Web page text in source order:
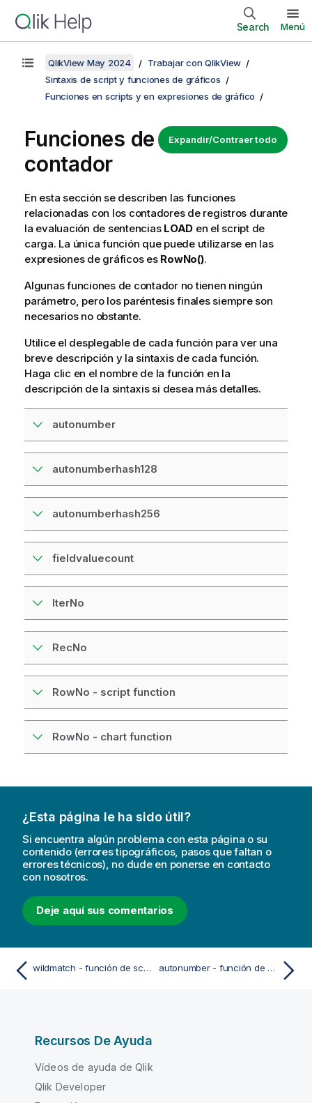
Search Menú
QlikView May 2024
Trabajar con QlikView
Sintaxis de script y funciones de gráficos
Funciones en scripts y en expresiones de gráfico
Expandir/Contraer todo
Funciones de
contador
En esta sección se describen las funciones
relacionadas con los contadores de registros durante
la evaluación de sentencias LOAD en el script de
carga. La única función que puede utilizarse en las
expresiones de gráficos es RowNo().
Algunas funciones de contador no tienen ningún
parámetro, pero los paréntesis finales siempre son
necesarios no obstante.
Utilice el desplegable de cada función para ver una
breve descripción y la sintaxis de cada función.
Haga clic en el nombre de la función en la
descripción de la sintaxis si desea más detalles.
autonumber
autonumberhash128
autonumberhash256
fieldvaluecount
IterNo
RecNo
RowNo - script function
RowNo - chart function
¿Esta página le ha sido útil?
Si encuentra algún problema con esta página o su
contenido (errores tipográficos, pasos que faltan o
errores técnicos), no dude en ponerse en contacto
con nosotros.
Deje aquí sus comentarios
wildmatch - función de script y de gráfico autonumber - función de script
Recursos De Ayuda
Vídeos de ayuda de Qlik
Qlik Developer